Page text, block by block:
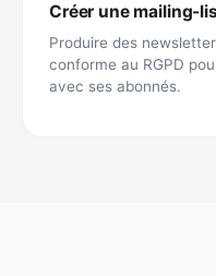
Créer une mailing-
Produire des
conforme au RGPD
avec ses abonnés.